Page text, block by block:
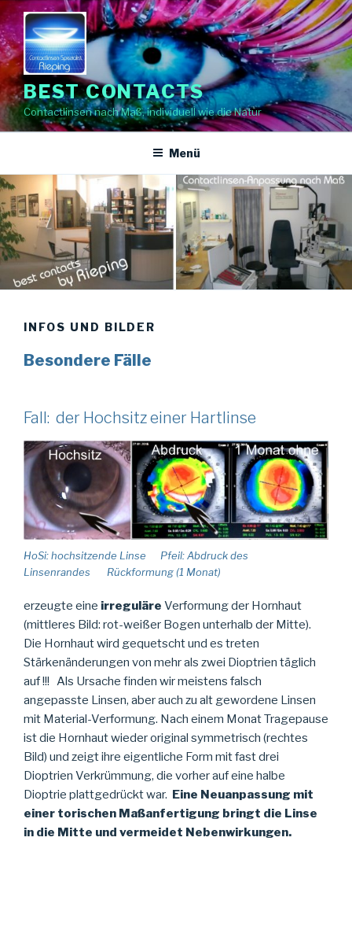
Zum
Inhalt
springen
BEST CONTACTS
Contactlinsen nach Maß, individuell wie die Natur
Menü
INFOS UND BILDER
Besondere Fälle
Fall: der Hochsitz einer Hartlinse
HoSi: hochsitzende Linse Pfeil: Abdruck des
Linsenrandes Rückformung (1 Monat)
erzeugte eine irreguläre Verformung der Hornhaut
(mittleres Bild: rot-weißer Bogen unterhalb der Mitte).
Die Hornhaut wird gequetscht und es treten
Stärkenänderungen von mehr als zwei Dioptrien täglich
auf !!! Als Ursache finden wir meistens falsch
angepasste Linsen, aber auch zu alt gewordene Linsen
mit Material-Verformung. Nach einem Monat Tragepause
ist die Hornhaut wieder original symmetrisch (rechtes
Bild) und zeigt ihre eigentliche Form mit fast drei
Dioptrien Verkrümmung, die vorher auf eine halbe
Dioptrie plattgedrückt war. Eine Neuanpassung mit
einer torischen Maßanfertigung bringt die Linse
in die Mitte und vermeidet Nebenwirkungen.